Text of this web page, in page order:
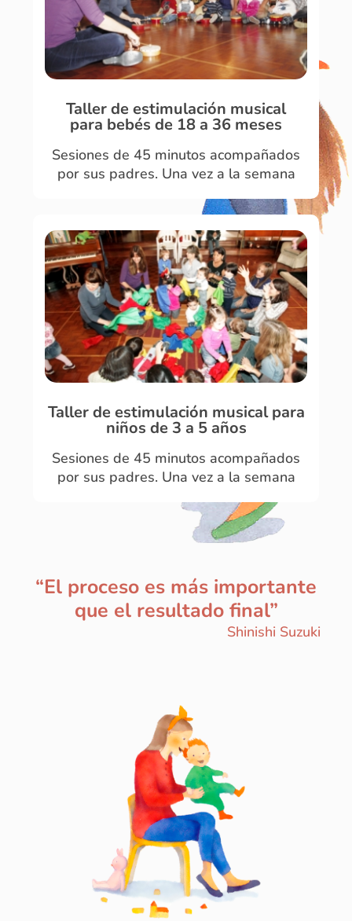
Taller de estimulación musical
para bebés de 18 a 36 meses
Sesiones de 45 minutos acompañados
por sus padres. Una vez a la semana
Taller de estimulación musical para
niños de 3 a 5 años
Sesiones de 45 minutos acompañados
por sus padres. Una vez a la semana
“El proceso es más importante
que el resultado final”
Shinishi Suzuki